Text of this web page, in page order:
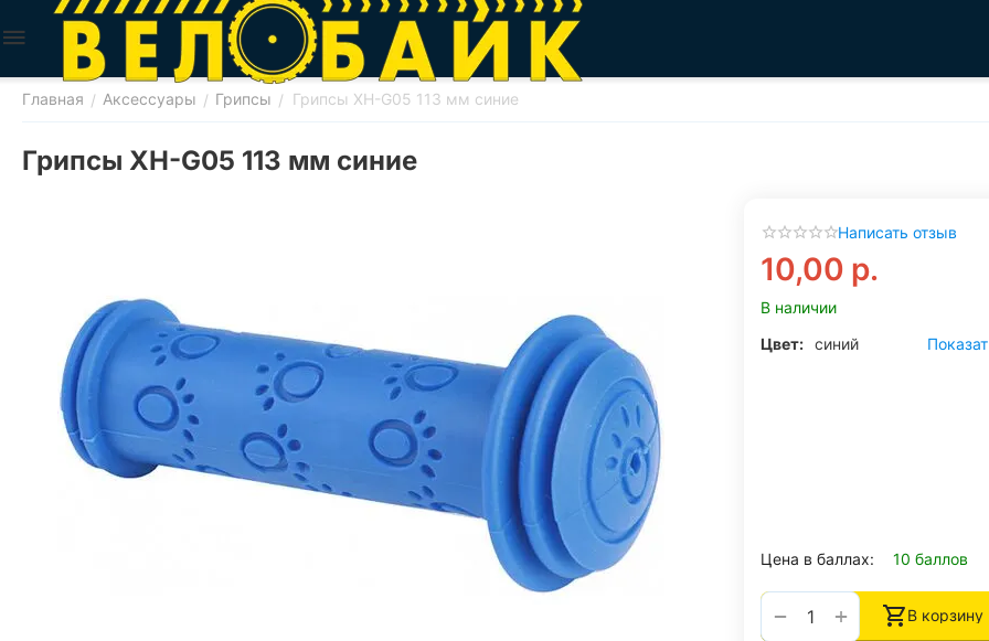
Главная / Аксессуары / Грипсы / Грипсы XH-G05 113 мм синие
Грипсы XH-G05 113 мм синие
Написать отзыв
10,00 р.
В наличии
Цвет: синий
Цена в баллах: 10 баллов
+
−
В корзину